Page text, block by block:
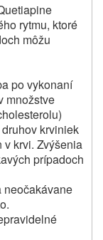
rytmu, ktoré
môžu
po vykonaní
množstve
krviniek
v krvi. Zvýšenia
prípadoch
neočakávane